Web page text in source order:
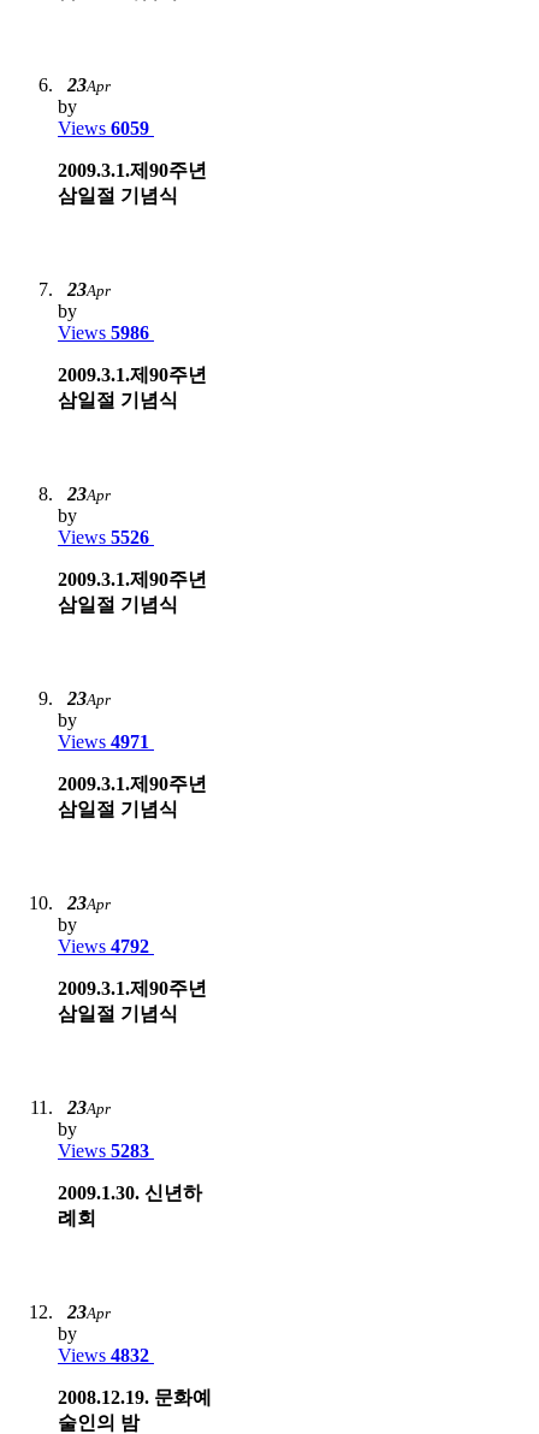
23Apr
by
Views 6059
2009.3.1.제90주년
삼일절 기념식
23Apr
by
Views 5986
2009.3.1.제90주년
삼일절 기념식
23Apr
by
Views 5526
2009.3.1.제90주년
삼일절 기념식
23Apr
by
Views 4971
2009.3.1.제90주년
삼일절 기념식
23Apr
by
Views 4792
2009.3.1.제90주년
삼일절 기념식
23Apr
by
Views 5283
2009.1.30. 신년하
례회
23Apr
by
Views 4832
2008.12.19. 문화예
술인의 밤